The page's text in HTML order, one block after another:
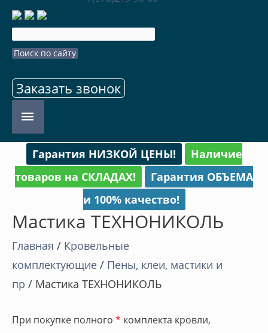
Заказать звонок
Главное
меню
Гарантия НИЗКОЙ ЦЕНЫ!
Наличие
товаров на СКЛАДАХ!
Гарантия ОБЪЕМА
и 100% качество!
Мастика ТЕХНОНИКОЛЬ
Главная / Кровельные
комплектующие / Пены, клеи, мастики и
пр / Мастика ТЕХНОНИКОЛЬ
При покупке полного * комплекта кровли,